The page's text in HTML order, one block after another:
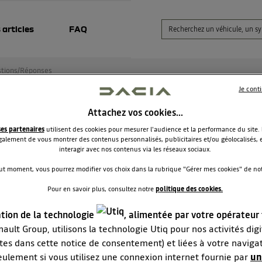
articles FAQ
Réponses
à jour medianav - Renault Trafic
peut-il m'indiquer comment mettre à jour le système
? J'ai un Renault Trafic utilitaire avec media nav.
de votre aide
RÉPONDRE
Attachez vos cookies…
partenairesutilisent des cookies pour mesurer l'audience et la performance du site.
de vous montrer des contenus personnalisés, publicitaires et/ou géolocalisés,
interagir avec nos contenus via les réseaux sociaux.
moment, vous pourrez modifier vos choix dans la rubrique "Gérer mes cookies" de
Pour en savoir plus, consultez notrepolitique des cookies.
de la technologie
, alimentée par votre opérateur
Group, utilisons la technologie Utiq pour nos activités
dans cette notice de consentement) et liées à votre
si vous utilisez une connexion internet fournie par
Je